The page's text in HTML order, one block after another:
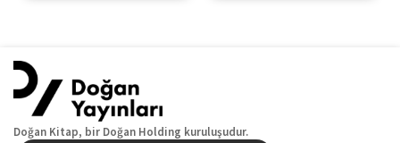
Doğan Kitap, bir Doğan Holding kuruluşudur.